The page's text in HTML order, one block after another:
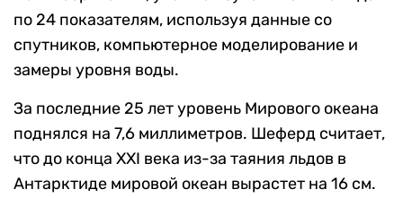
по 24 показателям, используя данные со
спутников, компьютерное моделирование и
замеры уровня воды.
За последние 25 лет уровень Мирового океана
поднялся на 7,6 миллиметров. Шеферд считает,
что до конца XXI века из-за таяния льдов в
Антарктиде мировой океан вырастет на 16 см.